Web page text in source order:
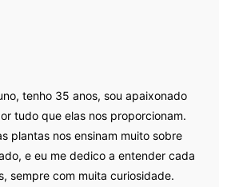
tenho 35 anos, sou apaixonado
tudo que elas nos proporcionam.
plantas nos ensinam muito sobre
e eu me dedico a entender cada
sempre com muita curiosidade.